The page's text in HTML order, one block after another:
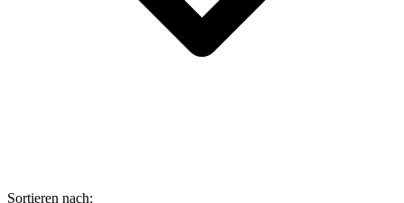
Sortieren nach: